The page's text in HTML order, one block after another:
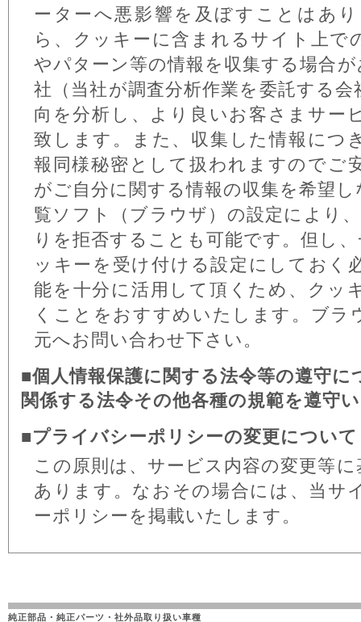
ーターへ悪影響を及ぼすことはあ
ら、クッキーに含まれるサイト上で
やパターン等の情報を収集する場合
社（当社が調査分析作業を委託する
向を分析し、より良いお客さまサー
致します。また、収集した情報につ
報同様秘密として扱われますのでご
がご自分に関する情報の収集を希望
覧ソフト（ブラウザ）の設定により
りを拒否することも可能です。但し
ッキーを受け付ける設定にしておく
能を十分に活用して頂くため、クッ
くことをおすすめいたします。ブラ
元へお問い合わせ下さい。
■個人情報保護に関する法令等の遵守
関係する法令その他各種の規範を遵守
■プライバシーポリシーの変更について
この原則は、サービス内容の変更等
あります。なおその場合には、当サ
ーポリシーを掲載いたします。
純正部品・純正パーツ・社外品取り扱い車種